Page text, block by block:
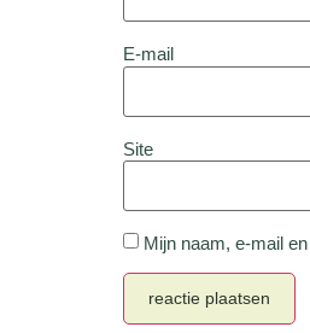
E-mail
Site
Mijn naam, e-mail